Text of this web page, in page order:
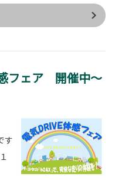
感フェア 開催中～
す